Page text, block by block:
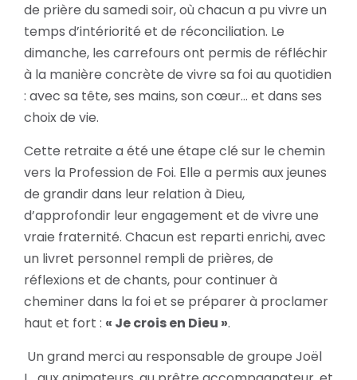
de prière du samedi soir, où chacun a pu vivre un
temps d’intériorité et de réconciliation. Le
dimanche, les carrefours ont permis de réfléchir
à la manière concrète de vivre sa foi au quotidien
: avec sa tête, ses mains, son cœur… et dans ses
choix de vie.
Cette retraite a été une étape clé sur le chemin
vers la Profession de Foi. Elle a permis aux jeunes
de grandir dans leur relation à Dieu,
d’approfondir leur engagement et de vivre une
vraie fraternité. Chacun est reparti enrichi, avec
un livret personnel rempli de prières, de
réflexions et de chants, pour continuer à
cheminer dans la foi et se préparer à proclamer
haut et fort : « Je crois en Dieu ».
Un grand merci au responsable de groupe Joël